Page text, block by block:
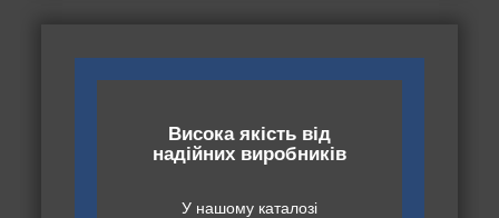
Висока якість від
надійних виробників
У нашому каталозі